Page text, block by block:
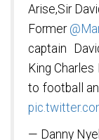
Arise,Sir
Former
captain
King
to football
— Danny